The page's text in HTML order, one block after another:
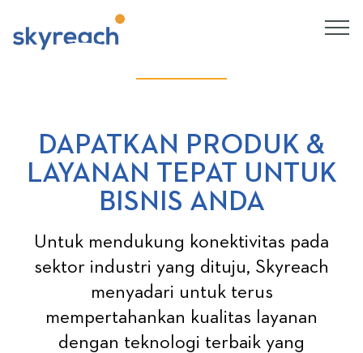
DAPATKAN PRODUK &
LAYANAN TEPAT UNTUK
BISNIS ANDA
Untuk mendukung konektivitas pada
sektor industri yang dituju, Skyreach
menyadari untuk terus
mempertahankan kualitas layanan
dengan teknologi terbaik yang